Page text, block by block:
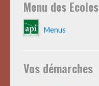
Menu des Ecoles
Menus
Vos démarches